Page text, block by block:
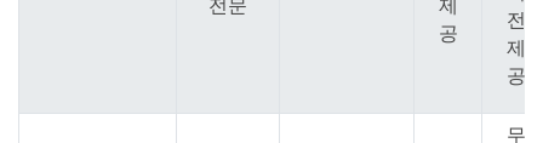
전문
제
공
전
제
공
무